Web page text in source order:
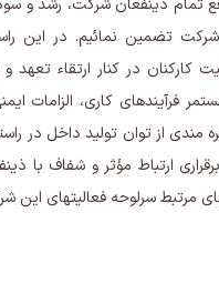
تمام ذینفعان شرکت، رشد و
تضمین نمائیم. در این
کارکنان در کنار ارتقاء تعهد و
فرآیندهای کاری، الزامات
­مندی از توان تولید داخل در
ارتباط مؤثر و شفاف با
مرتبط سرلوحه فعالیت­های این